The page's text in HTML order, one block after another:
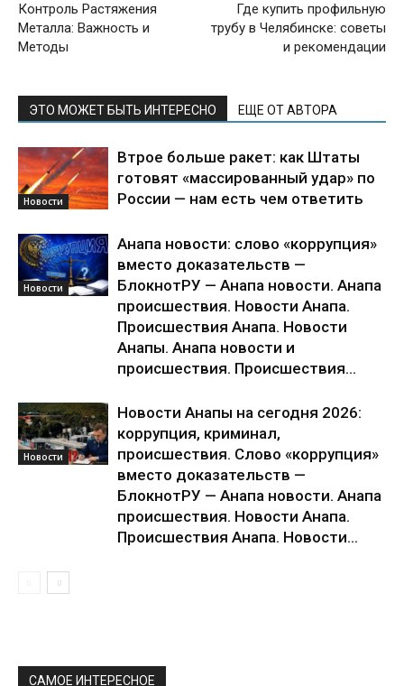
Контроль Растяжения
Металла: Важность и
Методы
Где купить профильную
трубу в Челябинске: советы
и рекомендации
ЭТО МОЖЕТ БЫТЬ ИНТЕРЕСНО ЕЩЕ ОТ АВТОРА
Новости
Втрое больше ракет: как Штаты
готовят «массированный удар» по
России — нам есть чем ответить
Новости
Анапа новости: слово «коррупция»
вместо доказательств —
БлокнотРУ — Анапа новости. Анапа
происшествия. Новости Анапа.
Происшествия Анапа. Новости
Анапы. Анапа новости и
происшествия. Происшествия...
Новости
Новости Анапы на сегодня 2026:
коррупция, криминал,
происшествия. Слово «коррупция»
вместо доказательств —
БлокнотРУ — Анапа новости. Анапа
происшествия. Новости Анапа.
Происшествия Анапа. Новости...
САМОЕ ИНТЕРЕСНОЕ